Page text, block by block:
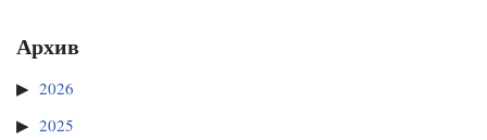
Архив
2026
2025